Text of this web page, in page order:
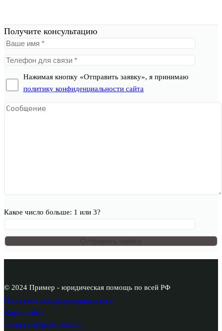
Получите консультацию
Нажимая кнопку «Отправить заявку», я принимаю
политику конфиденциальности сайта
Какое число больше: 1 или 3?
© 2024 Пример - юридическая помощь по всей РФ
Политика конфиденциальности
Карта сайта
voenprav@jurist-mail.ru